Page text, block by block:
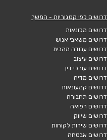
דרושים לפי קטגוריות - המשך
דרושים מלונאות
דרושים משאבי אנוש
דרושים עבודה מהבית
דרושים עיצוב
דרושים עורכי דין
דרושים מדיה
דרושים קמעונאות
דרושים תחבורה
דרושים רפואה
דרושים שיווק
דרושים שירות לקוחות
דרושים אבטחה